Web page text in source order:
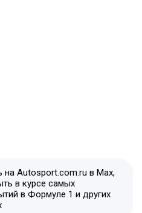
на Autosport.com.ru в Max,
в курсе самых
в Формуле 1 и других